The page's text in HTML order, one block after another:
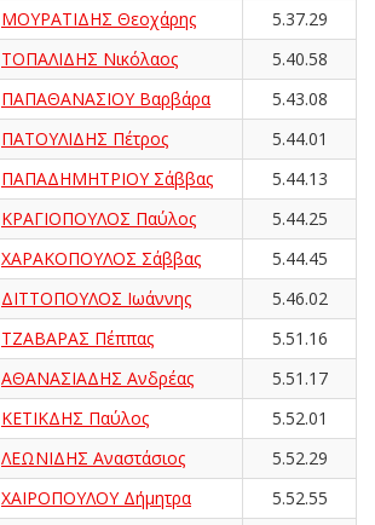
ΜΟΥΡΑΤΙΔΗΣ Θεοχάρης
5.37.29
ΤΟΠΑΛΙΔΗΣ Νικόλαος
5.40.58
ΠΑΠΑΘΑΝΑΣΙΟΥ Βαρβάρα
5.43.08
ΠΑΤΟΥΛΙΔΗΣ Πέτρος
5.44.01
ΠΑΠΑΔΗΜΗΤΡΙΟΥ Σάββας
5.44.13
ΚΡΑΓΙΟΠΟΥΛΟΣ Παύλος
5.44.25
ΧΑΡΑΚΟΠΟΥΛΟΣ Σάββας
5.44.45
ΔΙΤΤΟΠΟΥΛΟΣ Ιωάννης
5.46.02
ΤΖΑΒΑΡΑΣ Πέππας
5.51.16
ΑΘΑΝΑΣΙΑΔΗΣ Ανδρέας
5.51.17
ΚΕΤΙΚΔΗΣ Παύλος
5.52.01
ΛΕΩΝΙΔΗΣ Αναστάσιος
5.52.29
ΧΑΙΡΟΠΟΥΛΟΥ Δήμητρα
5.52.55